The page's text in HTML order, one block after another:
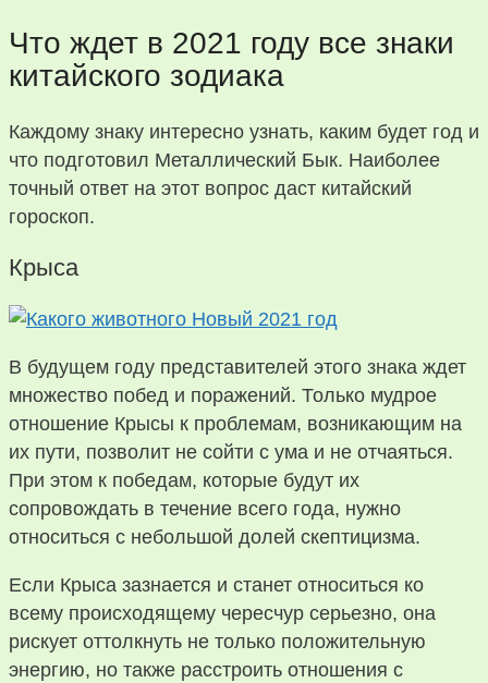
Что ждет в 2021 году все знаки
китайского зодиака
Каждому знаку интересно узнать, каким будет год и
что подготовил Металлический Бык. Наиболее
точный ответ на этот вопрос даст китайский
гороскоп.
Крыса
В будущем году представителей этого знака ждет
множество побед и поражений. Только мудрое
отношение Крысы к проблемам, возникающим на
их пути, позволит не сойти с ума и не отчаяться.
При этом к победам, которые будут их
сопровождать в течение всего года, нужно
относиться с небольшой долей скептицизма.
Если Крыса зазнается и станет относиться ко
всему происходящему чересчур серьезно, она
рискует оттолкнуть не только положительную
энергию, но также расстроить отношения с